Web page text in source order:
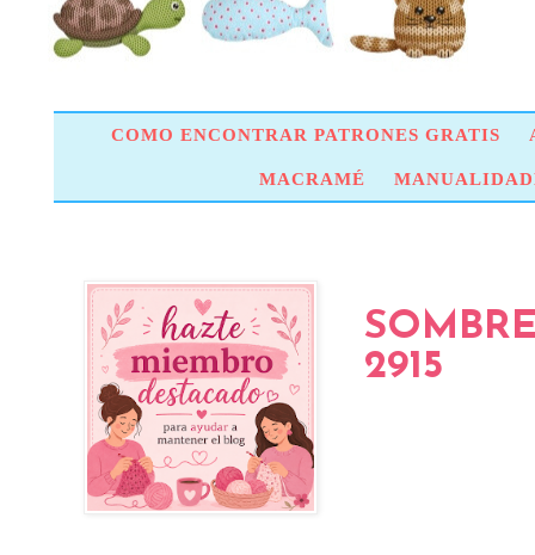
COMO ENCONTRAR PATRONES GRATIS
MACRAMÉ
2915